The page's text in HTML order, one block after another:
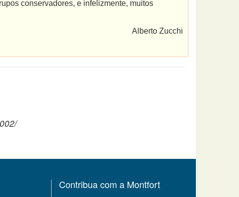
conservadores, e infelizmente, muitos
Alberto Zucchi
Contribua com a Montfort